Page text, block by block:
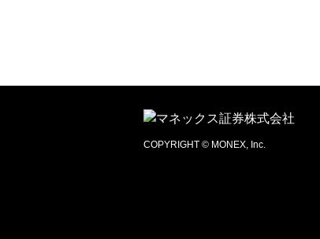
COPYRIGHT © MONEX, Inc.